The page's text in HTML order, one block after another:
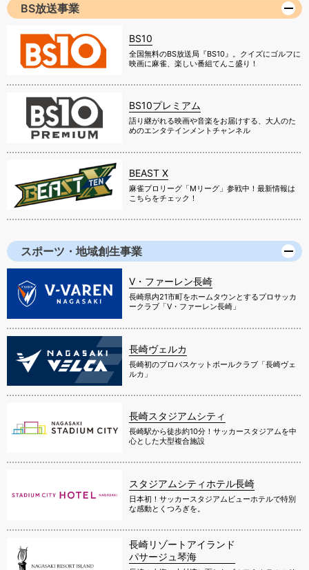
BS放送事業
BS10
全国無料のBS放送局『BS10』。クイズにゴルフに
映画に麻雀、楽しい番組てんこ盛り！
BS10プレミアム
語り継がれる映画や音楽をお届けする、大人のた
めのエンタテインメントチャンネル
BEAST X
麻雀プロリーグ「Mリーグ」参戦中！最新情報は
こちらをチェック！
スポーツ・地域創生事業
V・ファーレン長崎
長崎県内21市町をホームタウンとするプロサッカ
ークラブ「V・ファーレン長崎」
長崎ヴェルカ
長崎初のプロバスケットボールクラブ「長崎ヴェ
ルカ」
長崎スタジアムシティ
長崎駅から徒歩約10分！サッカースタジアムを中
心とした大型複合施設
スタジアムシティホテル長崎
日本初！サッカースタジアムビューホテルで特別
な感動とくつろぎを。
長崎リゾートアイランド
パサージュ琴海